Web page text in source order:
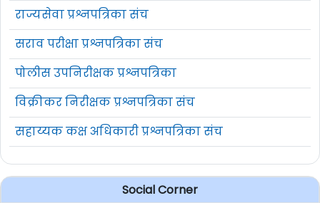
राज्यसेवा प्रश्नपत्रिका संच
सराव परीक्षा प्रश्नपत्रिका संच
पोलीस उपनिरीक्षक प्रश्नपत्रिका
विक्रीकर निरीक्षक प्रश्नपत्रिका संच
सहाय्यक कक्ष अधिकारी प्रश्नपत्रिका संच
Social Corner